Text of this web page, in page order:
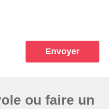
Envoyer
ou faire un